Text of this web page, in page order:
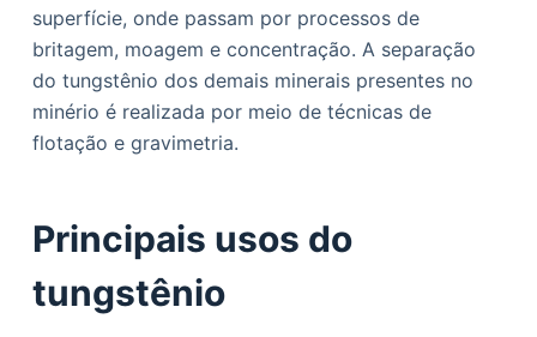
superfície, onde passam por processos de
britagem, moagem e concentração. A separação
do tungstênio dos demais minerais presentes no
minério é realizada por meio de técnicas de
flotação e gravimetria.
Principais usos do
tungstênio